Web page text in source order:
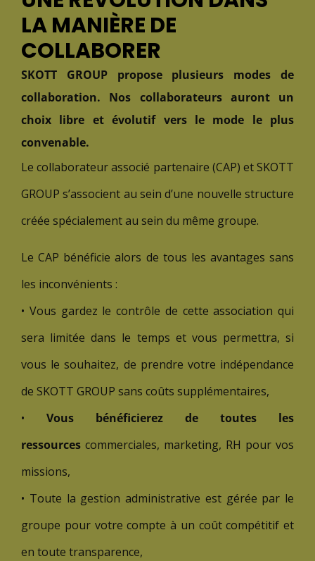
LA MANIÈRE DE
COLLABORER
SKOTT GROUP propose plusieurs modes de
collaboration. Nos collaborateurs auront un
choix libre et évolutif vers le mode le plus
convenable.
Le collaborateur associé partenaire (CAP) et SKOTT
GROUP s’associent au sein d’une nouvelle structure
créée spécialement au sein du même groupe.
Le CAP bénéficie alors de tous les avantages sans
les inconvénients :
• Vous gardez le contrôle de cette association qui
sera limitée dans le temps et vous permettra, si
vous le souhaitez, de prendre votre indépendance
de SKOTT GROUP sans coûts supplémentaires,
• Vous bénéficierez de toutes les
ressources commerciales, marketing, RH pour vos
missions,
• Toute la gestion administrative est gérée par le
groupe pour votre compte à un coût compétitif et
en toute transparence,